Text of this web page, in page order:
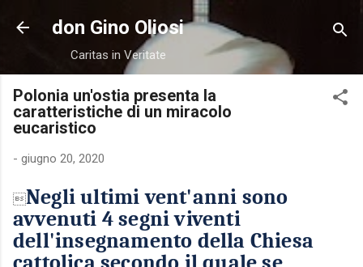
Passa ai contenuti principali
don Gino Oliosi
Caritas in Veritate
Polonia un'ostia presenta la
caratteristiche di un miracolo
eucaristico
- giugno 20, 2020
Negli ultimi vent'anni sono
avvenuti 4 segni viventi
dell'insegnamento della Chiesa